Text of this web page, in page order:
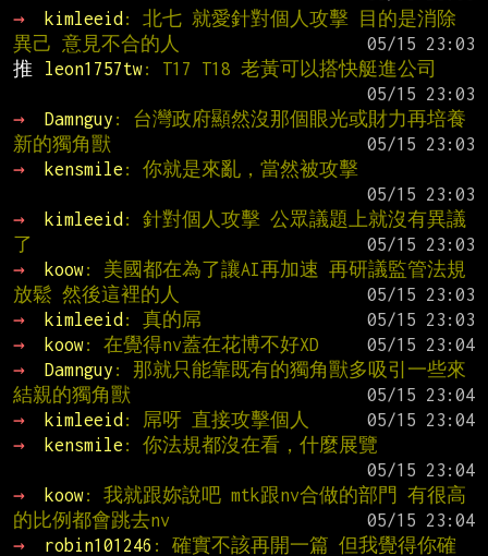
→
kimleeid : 北七 就愛針對個人攻擊 目的是消除
異己 意見不合的人
推
leon1757tw: T17 T18 老黃可以搭快艇進公司
→
Damnguy : 台灣政府顯然沒那個眼光或財力再培養
新的獨角獸
→
kensmile : 你就是來亂，當然被攻擊
→
kimleeid : 針對個人攻擊 公眾議題上就沒有異議
了
→
koow: 美國都在為了讓AI再加速 再研議監管法規
放鬆 然後這裡的人
→
kimleeid : 真的屌
→
koow: 在覺得nv蓋在花博不好XD
→
Damnguy : 那就只能靠既有的獨角獸多吸引一些來
結親的獨角獸
→
kimleeid : 屌呀 直接攻擊個人
→
kensmile : 你法規都沒在看，什麼展覽
→
koow: 我就跟妳說吧 mtk跟nv合做的部門 有很高
的比例都會跳去nv
→
robin101246 : 確實不該再開一篇 但我覺得你確